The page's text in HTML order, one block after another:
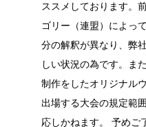
ススメしております。
ゴリー（連盟）によっ
分の解釈が異なり、弊
しい状況の為です。ま
制作をしたオリジナル
出場する大会の規定範
応しかねます。 予めご